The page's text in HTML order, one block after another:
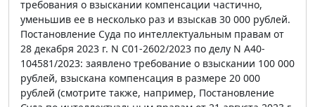
требования о взыскании компенсации частично,
уменьшив ее в несколько раз и взыскав 30 000 рублей.
Постановление Суда по интеллектуальным правам от
28 декабря 2023 г. N С01-2602/2023 по делу N А40-
104581/2023: заявлено требование о взыскании 100 000
рублей, взыскана компенсация в размере 20 000
рублей (смотрите также, например, Постановление